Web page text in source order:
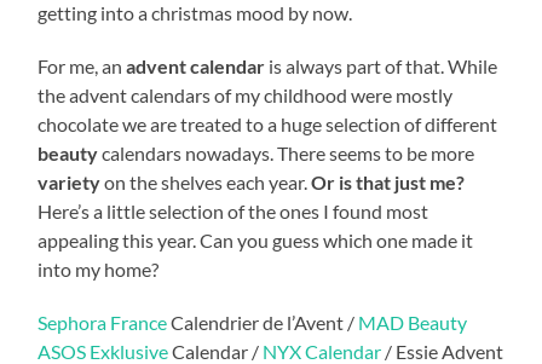
getting into a christmas mood by now.
For me, anadvent calendar is always part of that. While
the advent calendars of my childhood were mostly
chocolate we are treated to a huge selection of different
beautycalendars nowadays. There seems to be more
varietyon the shelves each year.Or is that just me?
Here’s a little selection of the ones I found most
appealing this year. Can you guess which one made it
into my home?
Sephora FranceCalendrier de l’Avent / MAD Beauty
ASOS ExklusiveCalendar / NYX Calendar / Essie Advent